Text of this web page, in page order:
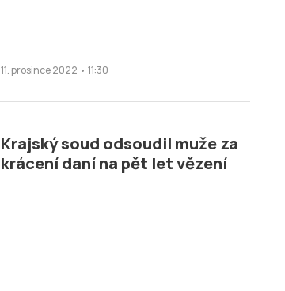
11. prosince 2022 • 11:30
Krajský soud odsoudil muže za
krácení daní na pět let vězení